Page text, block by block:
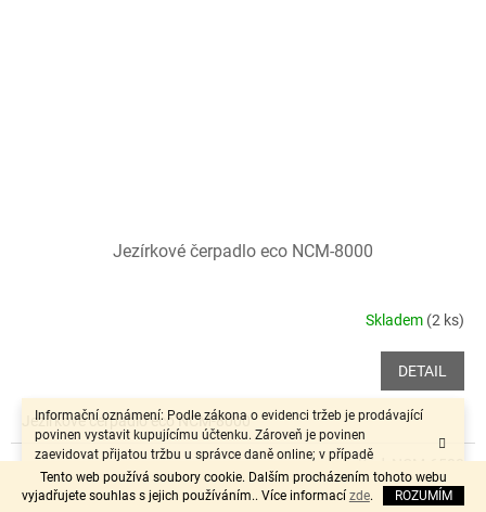
Tento web používá soubory cookie. Dalším procházením tohoto webu
vyjadřujete souhlas s jejich používáním.. Více informací zde. ROZUMÍM
Informační oznámení: Podle zákona o evidenci tržeb je prodávající
povinen vystavit kupujícímu účtenku. Zároveň je povinen
zaevidovat přijatou tržbu u správce daně online; v případě
technického výpadku pak nejpozději do 48 hodin.“
Jezírkové čerpadlo eco NCM-8000
Skladem (2 ks)
DETAIL
Jezírkové čerpadlo eco NCM-8000
Kód: